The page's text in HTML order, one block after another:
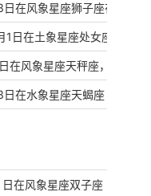
在风象星座狮子座在水象
在土象星座处女座，在火
风象星座天秤座，以土象
在水象星座天蝎座
在风象星座双子座